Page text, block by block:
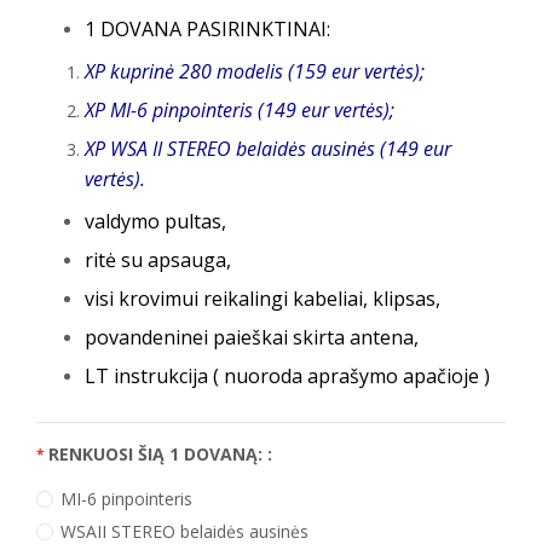
1 DOVANA PASIRINKTINAI:
XP kuprinė 280 modelis (159 eur vertės);
XP MI-6 pinpointeris (149 eur vertės);
XP WSA II STEREO belaidės ausinės (149 eur
vertės).
valdymo pultas,
ritė su apsauga,
visi krovimui reikalingi kabeliai, klipsas,
povandeninei paieškai skirta antena,
LT instrukcija ( nuoroda aprašymo apačioje )
RENKUOSI ŠIĄ 1 DOVANĄ: :
MI-6 pinpointeris
WSAII STEREO belaidės ausinės